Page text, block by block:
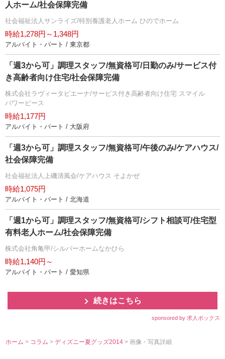
人ホーム/社会保障完備
社会福祉法人サンライズ/特別養護老人ホーム ひのでホーム
時給1,278円～1,348円
アルバイト・パート / 東京都
「週3から可」調理スタッフ/無資格可/日勤のみ/サービス付
き高齢者向け住宅/社会保障完備
株式会社ラヴィータピエーナ/サービス付き高齢者向け住宅 スマイル
パワーピース
時給1,177円
アルバイト・パート / 大阪府
「週3から可」調理スタッフ/無資格可/午後のみ/ケアハウス/
社会保障完備
社会福祉法人上磯清風会/ケアハウス そよかぜ
時給1,075円
アルバイト・パート / 北海道
「週1から可」調理スタッフ/無資格可/シフト相談可/住宅型
有料老人ホーム/社会保障完備
株式会社角亀甲/シルバーホームなかひら
時給1,140円～
アルバイト・パート / 愛知県
続きはこちら
sponsored by 求人ボックス
ホーム > コラム>ディズニー夏グッズ2014> 画像・写真詳細